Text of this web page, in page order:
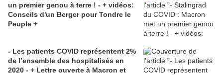
un premier genou à terre ! - + vidéos:
Conseils d'un Berger pour Tondre le
Peuple +
- Les patients COVID représentent 2%
de l’ensemble des hospitalisés en
2020 - + Lettre ouverte à Macron et